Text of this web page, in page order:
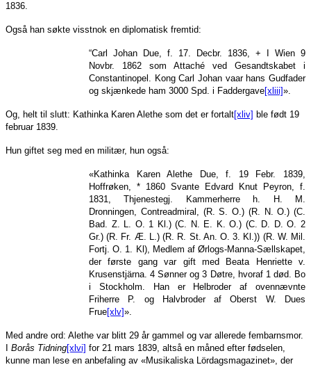
1836.
Også han søkte visstnok en diplomatisk fremtid:
“Carl Johan Due, f. 17. Decbr. 1836, + I Wien 9
Novbr. 1862 som Attaché ved Gesandtskabet i
Constantinopel. Kong Carl Johan vaar hans Gudfader
og skjænkede ham 3000 Spd. i Faddergave[xliii]».
Og, helt til slutt: Kathinka Karen Alethe som det er fortalt[xliv] ble født 19
februar 1839.
Hun giftet seg med en militær, hun også:
«Kathinka Karen Alethe Due, f. 19 Febr. 1839,
Hoffrøken, * 1860 Svante Edvard Knut Peyron, f.
1831, Thjenestegj. Kammerherre h. H. M.
Dronningen, Contreadmiral, (R. S. O.) (R. N. O.) (C.
Bad. Z. L. O. 1 Kl.) (C. N. E. K. O.) (C. D. D. O. 2
Gr.) (R. Fr. Æ. L.) (R. R. St. An. O. 3. Kl.)) (R. W. Mil.
Fortj. O. 1. Kl), Medlem af Ørlogs-Manna-Sællskapet,
der første gang var gift med Beata Henriette v.
Krusenstjärna. 4 Sønner og 3 Døtre, hvoraf 1 død. Bo
i Stockholm. Han er Helbroder af ovennævnte
Friherre P. og Halvbroder af Oberst W. Dues
Frue[xlv]».
Med andre ord: Alethe var blitt 29 år gammel og var allerede fembarnsmor.
Borås Tidning[xlvi] for 21 mars 1839, altså en måned efter fødselen,
kunne man lese en anbefaling av «Musikaliska Lördagsmagazinet», der